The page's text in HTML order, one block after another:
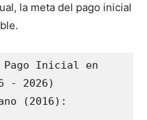
la meta del pago inicial
Pago Inicial en
- 2026)
(2016):